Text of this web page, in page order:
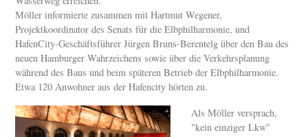
Möller informierte zusammen mit Hartmut Wegener,
Projektkoordinator des Senats für die Elbphilharmonie, und
HafenCity-Geschäftsführer Jürgen Bruns-Berentelg über den Bau des
neuen Hamburger Wahrzeichens sowie über die Verkehrsplanung
während des Baus und beim späteren Betrieb der Elbphilharmonie.
Etwa 120 Anwohner aus der Hafencity hörten zu.
Als Möller versprach,
"kein einziger Lkw"